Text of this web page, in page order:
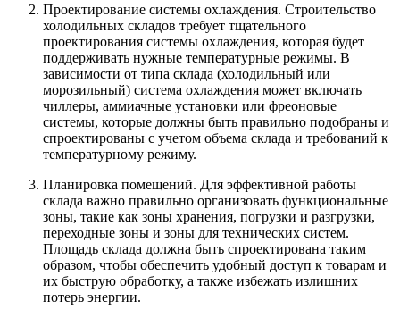
Проектирование системы охлаждения. Строительство
холодильных складов требует тщательного
проектирования системы охлаждения, которая будет
поддерживать нужные температурные режимы. В
зависимости от типа склада (холодильный или
морозильный) система охлаждения может включать
чиллеры, аммиачные установки или фреоновые
системы, которые должны быть правильно подобраны и
спроектированы с учетом объема склада и требований к
температурному режиму.
Планировка помещений. Для эффективной работы
склада важно правильно организовать функциональные
зоны, такие как зоны хранения, погрузки и разгрузки,
переходные зоны и зоны для технических систем.
Площадь склада должна быть спроектирована таким
образом, чтобы обеспечить удобный доступ к товарам и
их быструю обработку, а также избежать излишних
потерь энергии.